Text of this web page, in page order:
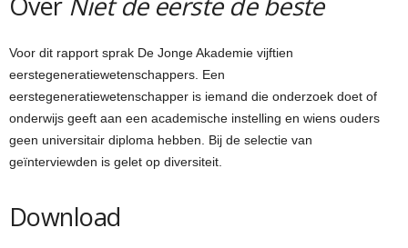
Voor dit rapport sprak De Jonge Akademie vijftien
eerstegeneratiewetenschappers. Een
eerstegeneratiewetenschapper is iemand die onderzoek doet of
onderwijs geeft aan een academische instelling en wiens ouders
geen universitair diploma hebben. Bij de selectie van
geïnterviewden is gelet op diversiteit.
Download